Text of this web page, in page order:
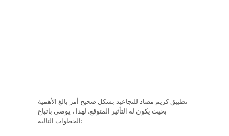
تطبيق كريم مضاد للتجاعيد بشكل صحيح أمر بالغ الأهمية
بحيث يكون له التأثير المتوقع. لهذا ، يوصى باتباع
الخطوات التالية: